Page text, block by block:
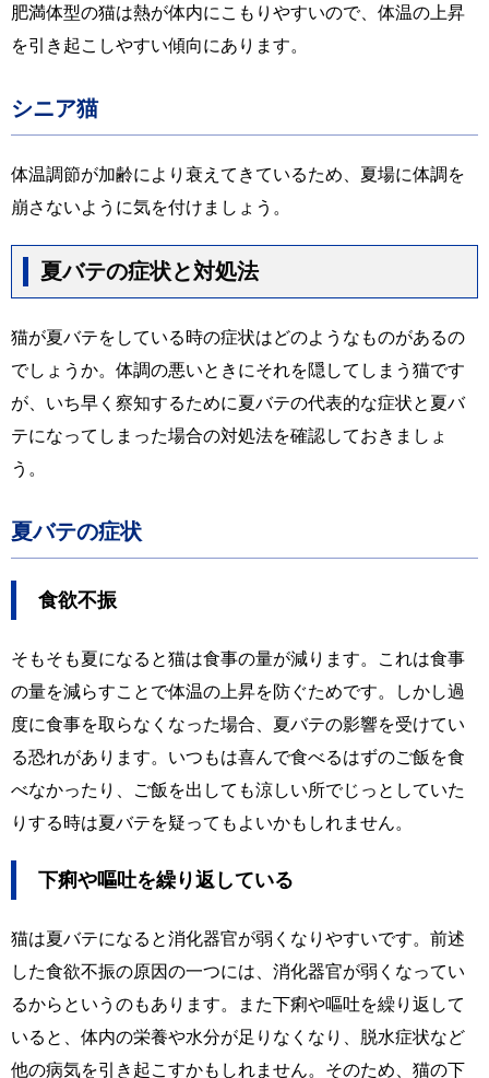
肥満体型の猫は熱が体内にこもりやすいので、体温の上昇
を引き起こしやすい傾向にあります。
シニア猫
体温調節が加齢により衰えてきているため、夏場に体調を
崩さないように気を付けましょう。
夏バテの症状と対処法
猫が夏バテをしている時の症状はどのようなものがあるの
でしょうか。体調の悪いときにそれを隠してしまう猫です
が、いち早く察知するために夏バテの代表的な症状と夏バ
テになってしまった場合の対処法を確認しておきましょ
う。
夏バテの症状
食欲不振
そもそも夏になると猫は食事の量が減ります。これは食事
の量を減らすことで体温の上昇を防ぐためです。しかし過
度に食事を取らなくなった場合、夏バテの影響を受けてい
る恐れがあります。いつもは喜んで食べるはずのご飯を食
べなかったり、ご飯を出しても涼しい所でじっとしていた
りする時は夏バテを疑ってもよいかもしれません。
下痢や嘔吐を繰り返している
猫は夏バテになると消化器官が弱くなりやすいです。前述
した食欲不振の原因の一つには、消化器官が弱くなってい
るからというのもあります。また下痢や嘔吐を繰り返して
いると、体内の栄養や水分が足りなくなり、脱水症状など
他の病気を引き起こすかもしれません。そのため、猫の下